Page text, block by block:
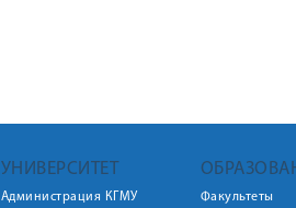
УНИВЕРСИТЕТ
Администрация КГМУ
Факультеты